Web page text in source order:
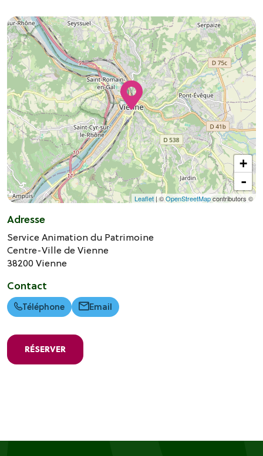
+
-
Leaflet | ©OpenStreetMapcontributors ©
Adresse
Service Animation du Patrimoine
Centre-Ville de Vienne
38200Vienne
Contact
Téléphone Email
RÉSERVER